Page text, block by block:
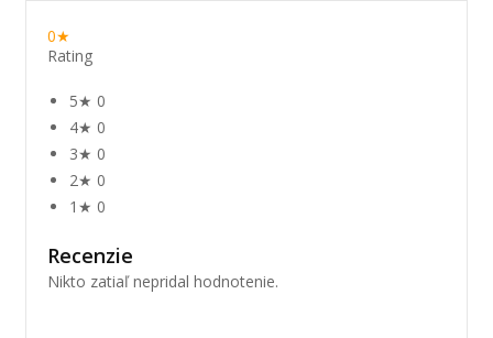
0★
Rating
5★ 0
4★ 0
3★ 0
2★ 0
1★ 0
Recenzie
Nikto zatiaľ nepridal hodnotenie.